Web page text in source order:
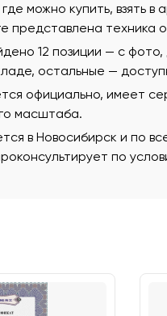
можно купить, взять в
представлена техника
12 позиции — с
остальные —
официально, имеет
масштаба.
в Новосибирск и по
по